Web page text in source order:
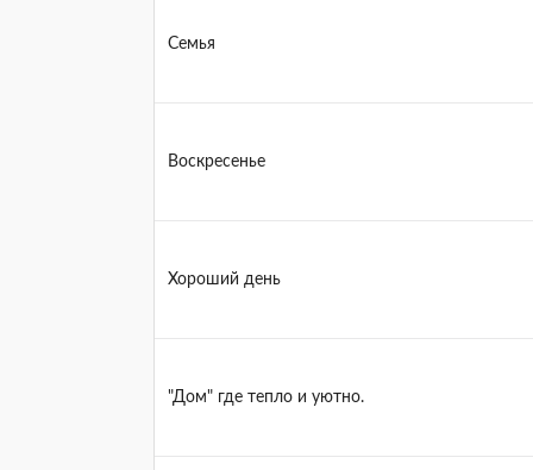
Семья
Воскресенье
Хороший день
"Дом" где тепло и уютно.